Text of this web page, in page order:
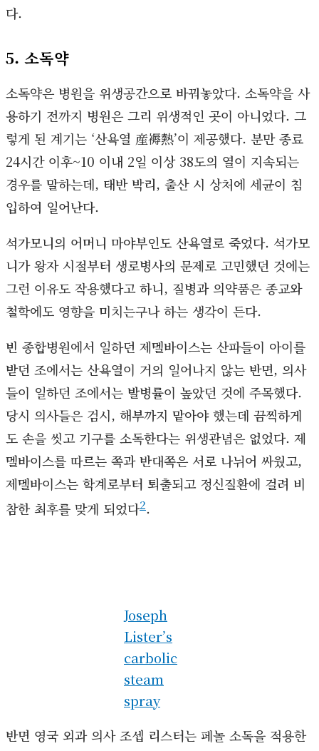
다.
5. 소독약
소독약은 병원을 위생공간으로 바꿔놓았다. 소독약을 사
용하기 전까지 병원은 그리 위생적인 곳이 아니었다. 그
렇게 된 계기는 ‘산욕열 産褥熱’이 제공했다. 분만 종료
24시간 이후~10 이내 2일 이상 38도의 열이 지속되는
경우를 말하는데, 태반 박리, 출산 시 상처에 세균이 침
입하여 일어난다.
석가모니의 어머니 마야부인도 산욕열로 죽었다. 석가모
니가 왕자 시절부터 생로병사의 문제로 고민했던 것에는
그런 이유도 작용했다고 하니, 질병과 의약품은 종교와
철학에도 영향을 미치는구나 하는 생각이 든다.
빈 종합병원에서 일하던 제멜바이스는 산파들이 아이를
받던 조에서는 산욕열이 거의 일어나지 않는 반면, 의사
들이 일하던 조에서는 발병률이 높았던 것에 주목했다.
당시 의사들은 검시, 해부까지 맡아야 했는데 끔찍하게
도 손을 씻고 기구를 소독한다는 위생관념은 없었다. 제
멜바이스를 따르는 쪽과 반대쪽은 서로 나뉘어 싸웠고,
제멜바이스는 학계로부터 퇴출되고 정신질환에 걸려 비
참한 최후를 맞게 되었다2.
Joseph
Lister’s
carbolic
steam
spray
반면 영국 외과 의사 조셉 리스터는 페놀 소독을 적용한